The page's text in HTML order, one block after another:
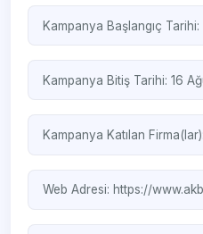
Kampanya Başlangıç
Kampanya Bitiş Tarihi: 16
Kampanya Katılan
Web Adresi: https://